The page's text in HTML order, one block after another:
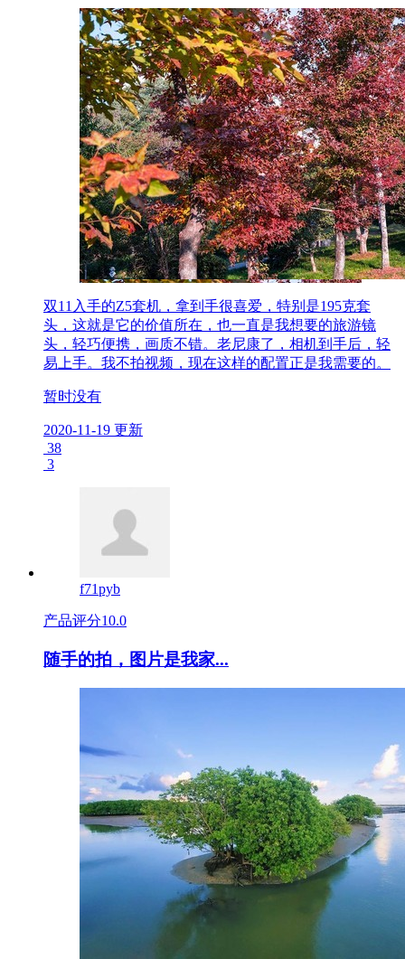
双11入手的Z5套机，拿到手很喜爱，特别是195克套
头，这就是它的价值所在，也一直是我想要的旅游镜
头，轻巧便携，画质不错。老尼康了，相机到手后，轻
易上手。我不拍视频，现在这样的配置正是我需要的。
暂时没有
2020-11-19 更新
38
3
f71pyb
产品评分10.0
随手的拍，图片是我家...